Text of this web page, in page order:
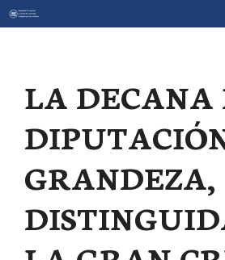
Saltar
al
LA DECANA
GRANDEZA,